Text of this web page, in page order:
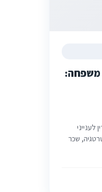
משפחה:
לענייני
שכר